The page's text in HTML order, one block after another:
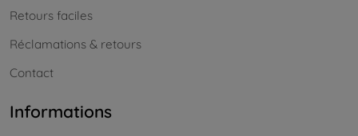
Retours faciles
Réclamations & retours
Contact
Informations